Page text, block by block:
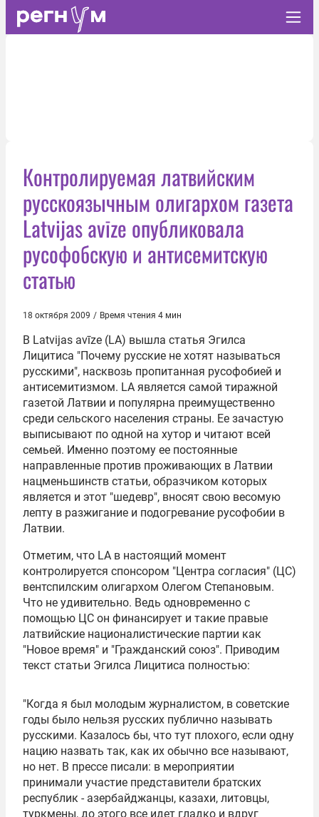
Контролируемая латвийским
русскоязычным олигархом газета
Latvijas avīze опубликовала
русофобскую и антисемитскую
статью
18 октября 2009 / Время чтения 4 мин
В Latvijas avīze (LA) вышла статья Эгилса
Лицитиса "Почему русские не хотят называться
русскими", насквозь пропитанная русофобией и
антисемитизмом. LA является самой тиражной
газетой Латвии и популярна преимущественно
среди сельского населения страны. Ее зачастую
выписывают по одной на хутор и читают всей
семьей. Именно поэтому ее постоянные
направленные против проживающих в Латвии
нацменьшинств статьи, образчиком которых
является и этот "шедевр", вносят свою весомую
лепту в разжигание и подогревание русофобии в
Латвии.
Отметим, что LA в настоящий момент
контролируется спонсором "Центра согласия" (ЦС)
вентспилским олигархом Олегом Степановым.
Что не удивительно. Ведь одновременно с
помощью ЦС он финансирует и такие правые
латвийские националистические партии как
"Новое время" и "Гражданский союз". Приводим
текст статьи Эгилса Лицитиса полностью:
"Когда я был молодым журналистом, в советские
годы было нельзя русских публично называть
русскими. Казалось бы, что тут плохого, если одну
нацию назвать так, как их обычно все называют,
но нет. В прессе писали: в мероприятии
принимали участие представители братских
республик - азербайджанцы, казахи, литовцы,
туркмены, до этого все идет гладко и вдруг